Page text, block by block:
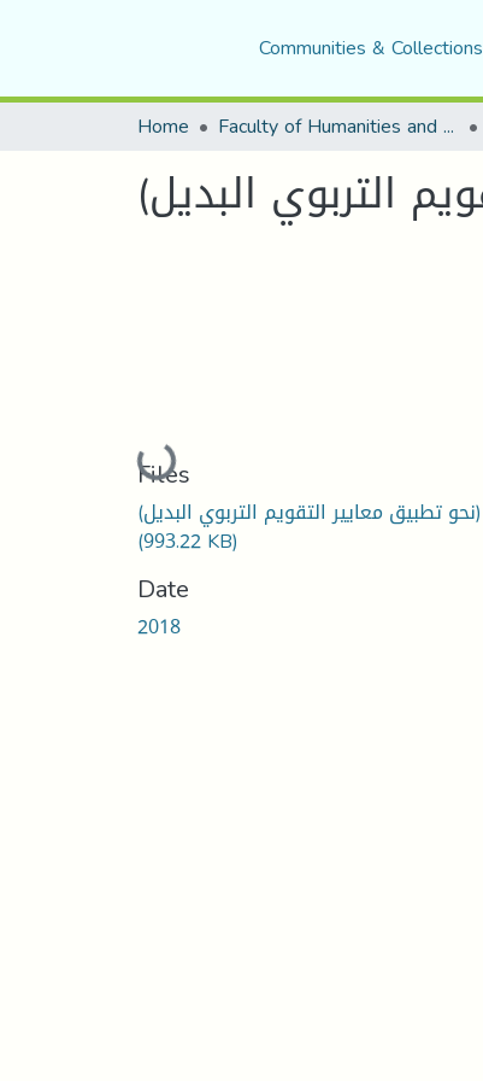
Communities & Collections
Home Faculty of Humanities and Social Sciences
Loading...
Files
(993.22 KB)
Date
2018